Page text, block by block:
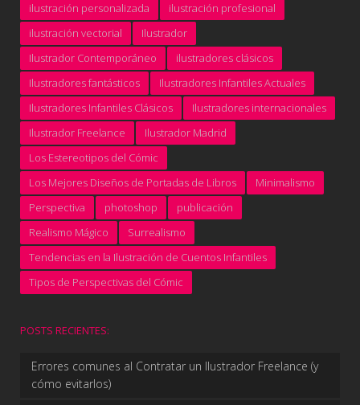
ilustración personalizada
ilustración profesional
ilustración vectorial
Ilustrador
Ilustrador Contemporáneo
ilustradores clásicos
Ilustradores fantásticos
Ilustradores Infantiles Actuales
Ilustradores Infantiles Clásicos
Ilustradores internacionales
Ilustrador Freelance
Ilustrador Madrid
Los Estereotipos del Cómic
Los Mejores Diseños de Portadas de Libros
Minimalismo
Perspectiva
photoshop
publicación
Realismo Mágico
Surrealismo
Tendencias en la Ilustración de Cuentos Infantiles
Tipos de Perspectivas del Cómic
POSTS RECIENTES:
Errores comunes al Contratar un Ilustrador Freelance (y
cómo evitarlos)